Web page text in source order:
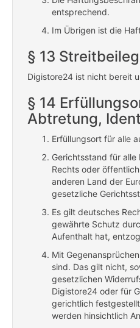
entsprechend.
Im Übrigen ist die
§ 13
Digistore24 ist nicht bereit
§ 14
Abtretung,
Erfüllungsort für alle
Gerichtsstand für
Rechts oder
anderen Land der
gesetzliche
Es gilt deutsches
gewährte Schutz
Aufenthalt hat,
Mit
sind. Das gilt nicht,
gesetzlichen
Digistore24 oder für
gerichtlich
werden hinsichtlich